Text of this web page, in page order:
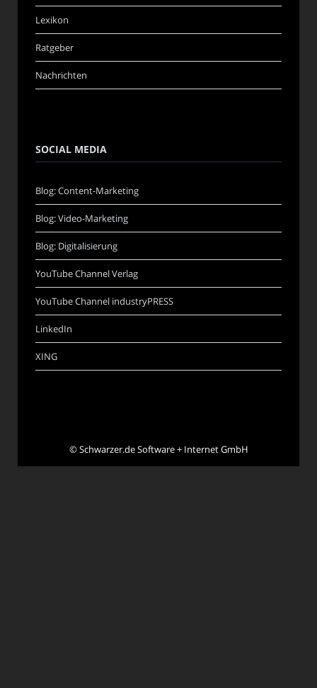
Lexikon
Ratgeber
Nachrichten
SOCIAL MEDIA
Blog: Content-Marketing
Blog: Video-Marketing
Blog: Digitalisierung
YouTube Channel Verlag
YouTube Channel industryPRESS
LinkedIn
XING
©Schwarzer.de Software + Internet GmbH